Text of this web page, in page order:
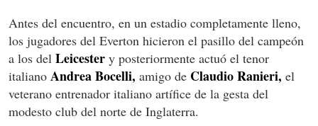
Antes del encuentro, en un estadio completamente lleno,
los jugadores del Everton hicieron el pasillo del campeón
a los del Leicester y posteriormente actuó el tenor
italiano Andrea Bocelli, amigo de Claudio Ranieri, el
veterano entrenador italiano artífice de la gesta del
modesto club del norte de Inglaterra.